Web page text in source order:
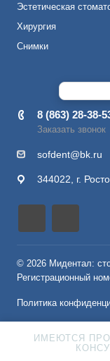
Эстетическая
Хирургия
Снимки
8 (863) 28-38-
Заказать звонок
sofdent@bk.ru
344022, г.
© 2026 Мидентал:
Регистрационный
Политика
ИМЕЮТСЯ